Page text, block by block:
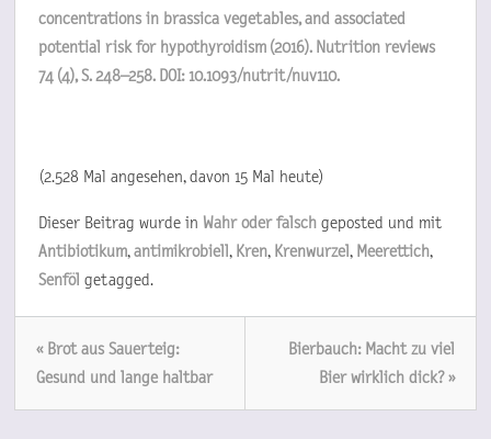
concentrations in brassica vegetables, and associated
potential risk for hypothyroidism (2016). Nutrition reviews
74 (4), S. 248–258. DOI: 10.1093/nutrit/nuv110.
(2.528 Mal angesehen, davon 15 Mal heute)
Dieser Beitrag wurde in Wahr oder falsch geposted und mit
Antibiotikum,antimikrobiell, Kren, Krenwurzel, Meerettich,
Senföl getagged.
« Brot aus Sauerteig:
Gesund und lange haltbar
Bierbauch: Macht zu viel
Bier wirklich dick? »